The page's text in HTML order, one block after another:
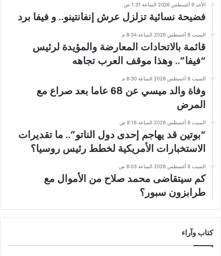
الأحد 9 أغسطس 2026 الساعة 1:31 ص
فضيحة نسائية تزلزل عرش إنفانتينو.. و فيفا برد
السبت 8 أغسطس 2026 الساعة 8:34 م
قائمة بالاتحادات المعارضة والمؤيدة لرئيس
“فيفا”.. وهذا موقف العرب تجاهه
السبت 8 أغسطس 2026 الساعة 8:30 م
وفاة والد ميسي عن 68 عاما بعد صراع مع
المرض
السبت 8 أغسطس 2026 الساعة 8:16 ص
“بوتين قد يهاجم إحدى دول الناتو”.. ما تقديرات
الاستخبارات الأمريكية لخطط رئيس روسيا؟
السبت 8 أغسطس 2026 الساعة 8:03 ص
كم سيتقاضى محمد صلاح من الأموال مع
طرابزون سبور؟
كتاب وآراء